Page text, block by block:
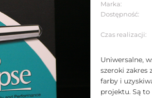
Marka:
Dostępność:
Czas realizacji:
Uniwersalne,
szeroki zakres
farby i
projektu. Są